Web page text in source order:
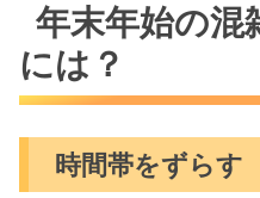
年末年始の混
には？
時間帯をずらす